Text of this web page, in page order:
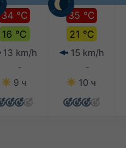
34 °C
16 °C
13 km/h
-
9 ч
35 °C
21 °C
15 km/h
-
10 ч